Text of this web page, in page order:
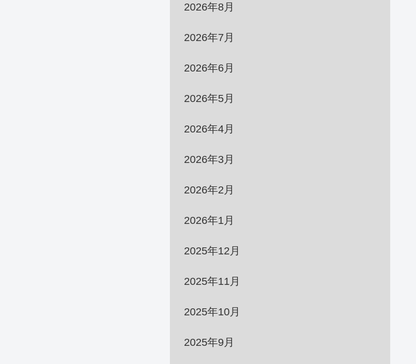
2026年8月
2026年7月
2026年6月
2026年5月
2026年4月
2026年3月
2026年2月
2026年1月
2025年12月
2025年11月
2025年10月
2025年9月